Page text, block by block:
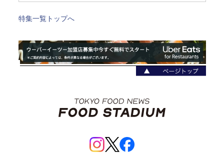
特集一覧トップへ